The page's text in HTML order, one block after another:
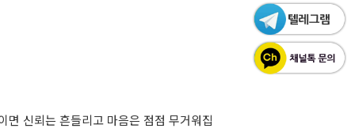
면 신뢰는 흔들리고 마음은 점점 무거워집